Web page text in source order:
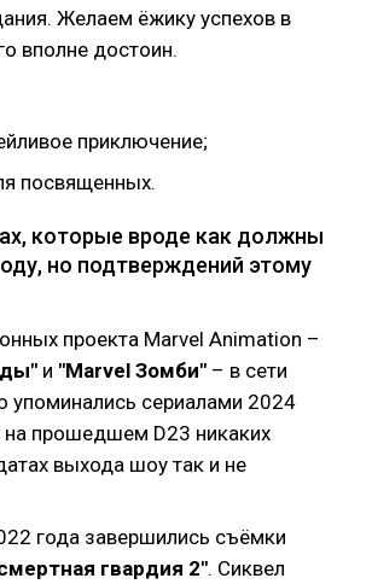
Желаем ёжику успехов в
вполне достоин.
приключение;
посвященных.
которые вроде как должны
но подтверждений этому
проекта Marvel Animation –
и "Marvel Зомби" – в сети
упоминались сериалами 2024
на прошедшем D23 никаких
выхода шоу так и не
года завершились съёмки
гвардия 2". Сиквел